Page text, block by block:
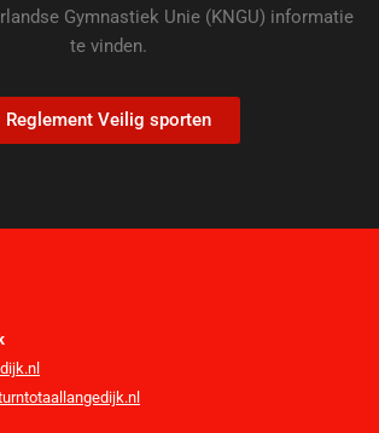
Gymnastiek Unie (KNGU) informatie
te vinden.
Reglement Veilig sporten